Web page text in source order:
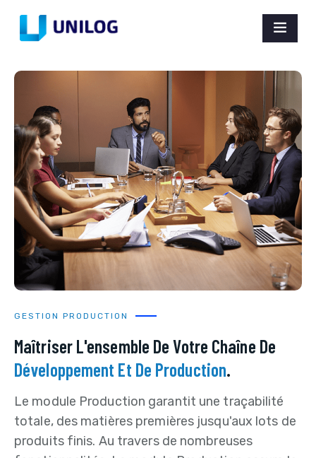
GESTION PRODUCTION
Maîtriser L'ensemble De Votre Chaîne De
Développement Et De Production.
Le module Production garantit une traçabilité
totale, des matières premières jusqu'aux lots de
produits finis. Au travers de nombreuses